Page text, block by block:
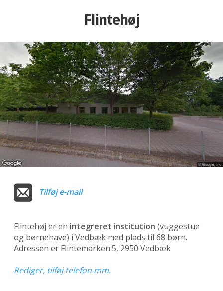
Flintehøj
Tilføj e-mail
Flintehøj er en integreret institution (vuggestue
og børnehave) i Vedbæk med plads til 68 børn.
Adressen er Flintemarken 5, 2950 Vedbæk
Rediger, tilføj telefon mm.